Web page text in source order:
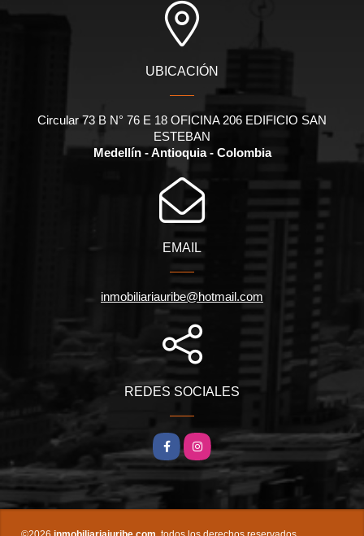
UBICACIÓN
Circular 73 B N° 76 E 18 OFICINA 206 EDIFICIO SAN
ESTEBAN
Medellín - Antioquia - Colombia
EMAIL
inmobiliariauribe@hotmail.com
REDES SOCIALES
FacebookInstagram